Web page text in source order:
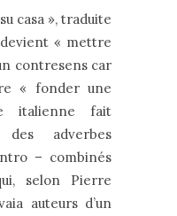
casa », traduite
« mettre
contresens car
« fonder une
italienne fait
des adverbes
– combinés
selon Pierre
auteurs d’un